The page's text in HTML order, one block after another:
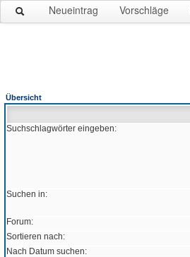
Neueintrag Vorschläge
Übersicht
Suchschlagwörter eingeben:
Suchen in:
Forum:
Sortieren nach:
Nach Datum suchen: